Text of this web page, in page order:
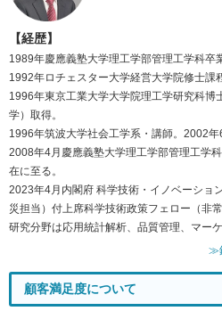
【経歴】
1989年慶應義塾大学理工学部管理工学科卒
1992年ロチェスター大学経営大学院修士課
1996年東京工業大学大学院理工学研究科博
学）取得。
1996年筑波大学社会工学系・講師。2002年
2008年4月慶應義塾大学理工学部管理工学
在に至る。
2023年4月内閣府 科学技術・イノベーショ
災担当）付上席科学技術政策フェロー（非常
研究分野は応用統計解析、品質管理、マーケ
≫
顧客満足度について